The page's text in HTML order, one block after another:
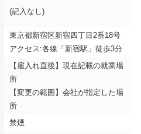
(記入なし)
東京都新宿区新宿四丁目2番18号
アクセス:各線「新宿駅」徒歩3分
【雇入れ直後】現在記載の就業場
所
【変更の範囲】会社が指定した場
所
禁煙